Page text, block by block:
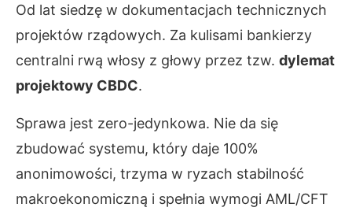
Od lat siedzę w dokumentacjach technicznych
projektów rządowych. Za kulisami bankierzy
centralni rwą włosy z głowy przez tzw. dylemat
projektowy CBDC.
Sprawa jest zero-jedynkowa. Nie da się
zbudować systemu, który daje 100%
anonimowości, trzyma w ryzach stabilność
makroekonomiczną i spełnia wymogi AML/CFT